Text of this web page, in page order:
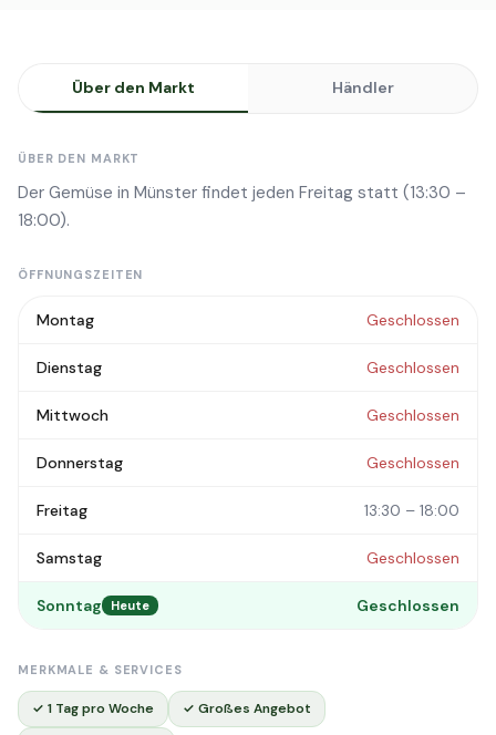
Über den Markt Händler
ÜBER DEN MARKT
Der Gemüse in Münster findet jeden Freitag statt (13:30 –
18:00).
ÖFFNUNGSZEITEN
Montag Geschlossen
Dienstag Geschlossen
Mittwoch Geschlossen
Donnerstag Geschlossen
Freitag 13:30 – 18:00
Samstag Geschlossen
Sonntag Heute Geschlossen
MERKMALE & SERVICES
✓ 1 Tag pro Woche ✓ Großes Angebot